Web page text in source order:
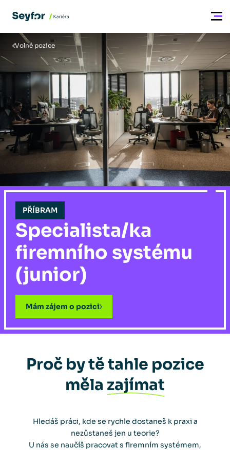
Volné pozice
PŘÍBRAM
Specialista/ka
firemního systému
(junior)
Mám zájem o pozici
Proč by tě tahle pozice
měla zajímat
Hledáš práci, kde se rychle dostaneš k praxi a
nezůstaneš jen u teorie?
U nás se naučíš pracovat s firemním systémem,